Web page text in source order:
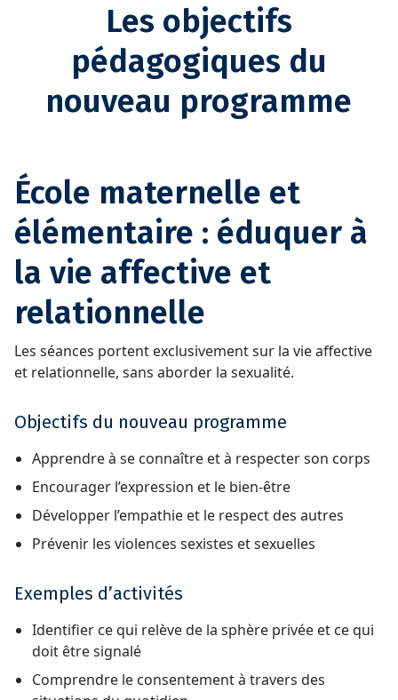
Les objectifs
pédagogiques du
nouveau programme
École maternelle et
élémentaire : éduquer à
la vie affective et
relationnelle
Les séances portent exclusivement sur la vie affective
et relationnelle, sans aborder la sexualité.
Objectifs du nouveau programme
Apprendre à se connaître et à respecter son corps
Encourager l’expression et le bien-être
Développer l’empathie et le respect des autres
Prévenir les violences sexistes et sexuelles
Exemples d’activités
Identifier ce qui relève de la sphère privée et ce qui
doit être signalé
Comprendre le consentement à travers des